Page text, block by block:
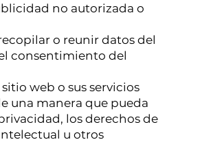
no autorizada o
o reunir datos del
consentimiento del
web o sus servicios
una manera que pueda
los derechos de
u otros